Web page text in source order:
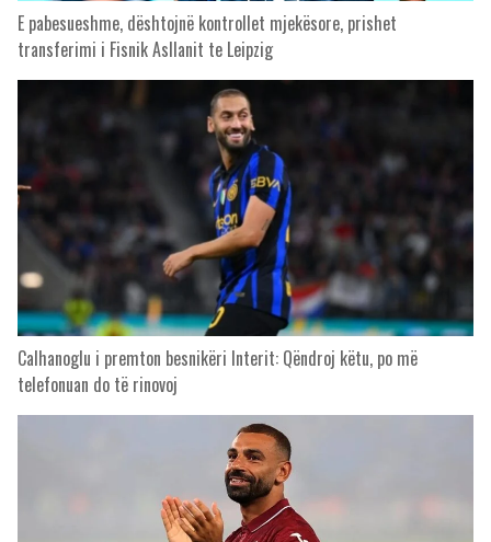
E pabesueshme, dështojnë kontrollet mjekësore, prishet
transferimi i Fisnik Asllanit te Leipzig
Calhanoglu i premton besnikëri Interit: Qëndroj këtu, po më
telefonuan do të rinovoj